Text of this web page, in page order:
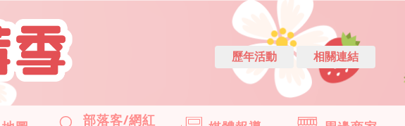
歷年活動 相關連結